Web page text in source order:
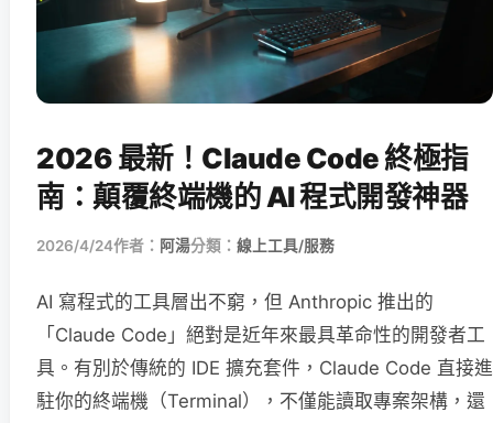
2026 最新！Claude Code 終極指
南：顛覆終端機的 AI 程式開發神器
2026/4/24作者： 阿湯分類： 線上工具/服務
AI 寫程式的工具層出不窮，但 Anthropic 推出的
「Claude Code」絕對是近年來最具革命性的開發者工
具。有別於傳統的 IDE 擴充套件，Claude Code 直接進
駐你的終端機（Terminal），不僅能讀取專案架構，還